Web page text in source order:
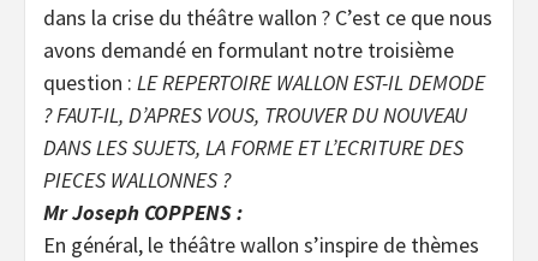
dans la crise du théâtre wallon ? C’est ce que nous
avons demandé en formulant notre troisième
question : LE REPERTOIRE WALLON EST-IL DEMODE
? FAUT-IL, D’APRES VOUS, TROUVER DU NOUVEAU
DANS LES SUJETS, LA FORME ET L’ECRITURE DES
PIECES WALLONNES ?
Mr Joseph COPPENS :
En général, le théâtre wallon s’inspire de thèmes